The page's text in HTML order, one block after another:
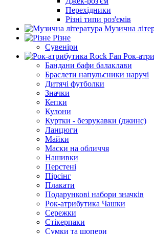
Перехідники
Різні типи роз'ємів
Музична
Різне
Сувеніри
Рок-
Бандани бафи балаклави
Браслети напульсники наручі
Дитячі футболки
Значки
Кепки
Кулони
Куртки - безрукавки (джинс)
Ланцюги
Майки
Маски на обличчя
Нашивки
Перстені
Пірсінг
Плакати
Подарункові набори значків
Рок-атрибутика Чашки
Сережки
Стікерпаки
Сумки та шопери